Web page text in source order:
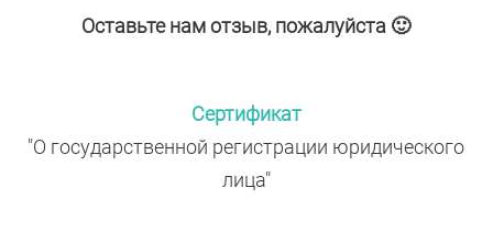
Оставьте нам отзыв, пожалуйста 🙂
Сертификат
"О государственной регистрации юридического
лица"